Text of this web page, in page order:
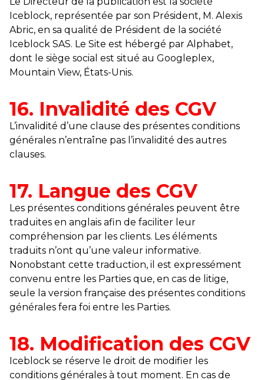
Iceblock, représentée par son Président, M. Alexis
Abric, en sa qualité de Président de la société
Iceblock SAS. Le Site est hébergé par Alphabet,
dont le siège social est situé au Googleplex,
Mountain View, États-Unis.
16. Invalidité des CGV
L’invalidité d’une clause des présentes conditions
générales n’entraîne pas l’invalidité des autres
clauses.
17. Langue des CGV
Les présentes conditions générales peuvent être
traduites en anglais afin de faciliter leur
compréhension par les clients. Les éléments
traduits n’ont qu’une valeur informative.
Nonobstant cette traduction, il est expressément
convenu entre les Parties que, en cas de litige,
seule la version française des présentes conditions
générales fera foi entre les Parties.
18. Modification des CGV
Iceblock se réserve le droit de modifier les
conditions générales à tout moment. En cas de